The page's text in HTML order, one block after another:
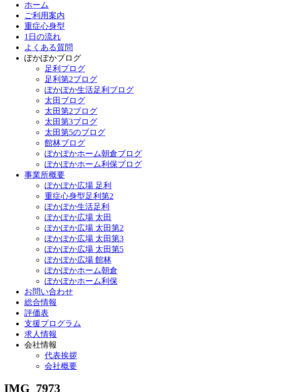
ホーム
ご利用案内
重症心身型
1日の流れ
よくある質問
ぽかぽかブログ
足利ブログ
足利第2ブログ
ぽかぽか生活足利ブログ
太田ブログ
太田第2ブログ
太田第3ブログ
太田第5のブログ
館林ブログ
ぽかぽかホーム朝倉ブログ
ぽかぽかホーム利保ブログ
事業所概要
ぽかぽか広場 足利
重症心身型足利第2
ぽかぽか生活足利
ぽかぽか広場 太田
ぽかぽか広場 太田第2
ぽかぽか広場 太田第3
ぽかぽか広場 太田第5
ぽかぽか広場 館林
ぽかぽかホーム朝倉
ぽかぽかホーム利保
お問い合わせ
総合情報
評価表
支援プログラム
求人情報
会社情報
代表挨拶
会社概要
IMG_7973